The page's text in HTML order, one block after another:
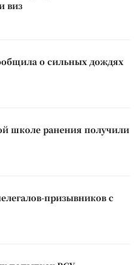
виз
о сильных дождях
школе ранения получили
призывников с